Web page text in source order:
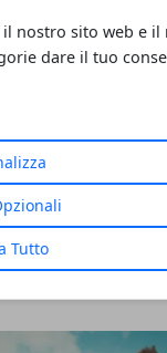
nostro sito web e il
dare il tuo
Tutto